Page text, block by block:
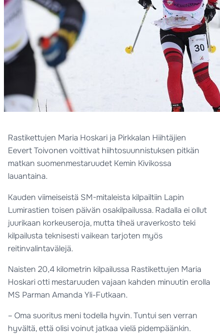
Rastikettujen Maria Hoskari ja Pirkkalan Hiihtäjien
Eevert Toivonen voittivat hiihtosuunnistuksen pitkän
matkan suomenmestaruudet Kemin Kivikossa
lauantaina.
Kauden viimeiseistä SM-mitaleista kilpailtiin Lapin
Lumirastien toisen päivän osakilpailussa. Radalla ei ollut
juurikaan korkeuseroja, mutta tiheä uraverkosto teki
kilpailusta teknisesti vaikean tarjoten myös
reitinvalintavälejä.
Naisten 20,4 kilometrin kilpailussa Rastikettujen Maria
Hoskari otti mestaruuden vajaan kahden minuutin erolla
MS Parman Amanda Yli-Futkaan.
– Oma suoritus meni todella hyvin. Tuntui sen verran
hyvältä, että olisi voinut jatkaa vielä pidempäänkin.